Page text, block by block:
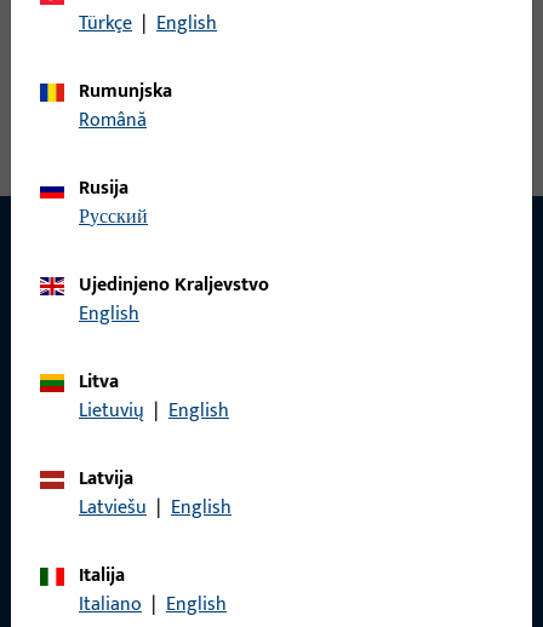
mm, ukupna duljina 96,5 mm, Maks. masa krila 130 kg, Smjer
otvaranja graničnik Desno
KONTAKT
Imate li pitanja ili želite osobno savjetovanje?
Obratite nam se
Nazovite nas
Türkçe | English
Rumunjska
Română
Rusija
русский
Ujedinjeno Kraljevstvo
English
Litva
Lietuvių | English
Latvija
Latviešu | English
Italija
Italiano | English